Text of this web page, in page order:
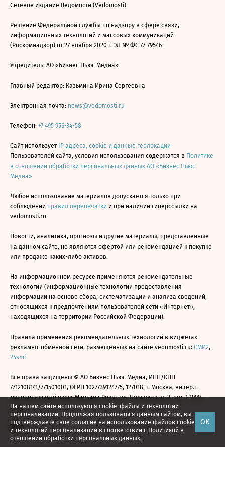
На нашем сайте используются cookie-файлы и технологии
персонализации. Продолжая пользоваться данным сайтом, вы
подтверждаете свое согласие на использование файлов cookie
и технологий персонализации в соответствии с Политикой в
отношении обработки персональных данных.
ОК
Сетевое издание Ведомости (Vedomosti)
Решение Федеральной службы по надзору в сфере связи,
информационных технологий и массовых коммуникаций
(Роскомнадзор) от 27 ноября 2020 г. ЭЛ № ФС 77-79546
Учредитель: АО «Бизнес Ньюс Медиа»
Главный редактор: Казьмина Ирина Сергеевна
Электронная почта: news@vedomosti.ru
Телефон: +7 495 956-34-58
Сайт использует IP адреса, cookie и данные геолокации
Пользователей сайта, условия использования содержатся в Политике
в отношении обработки персональных данных АО «Бизнес Ньюс
Медиа»
Любое использование материалов допускается только при
соблюдении правил перепечатки и при наличии гиперссылки на
vedomosti.ru
Новости, аналитика, прогнозы и другие материалы, представленные
на данном сайте, не являются офертой или рекомендацией к покупке
или продаже каких-либо активов.
На информационном ресурсе применяются рекомендательные
технологии (информационные технологии предоставления
информации на основе сбора, систематизации и анализа сведений,
относящихся к предпочтениям пользователей сети «Интернет»,
находящихся на территории Российской Федерации).
Правила применения рекомендательных технологий в виджетах
рекламно-обменной сети, размещенных на сайте vedomosti.ru: СМИ2,
24smi
Все права защищены © АО Бизнес Ньюс Медиа, ИНН/КПП
7712108141/771501001, ОГРН 1027739124775, 127018, г. Москва, вн.тер.г.
муниципальный округ Марьина Роща, ул. Полковая, д. 3, стр. 1 1999—
2026